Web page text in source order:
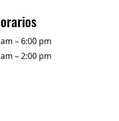
– 6:00 pm
– 2:00 pm